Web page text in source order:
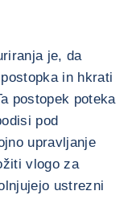
je, da
in hkrati
postopek poteka
pod
upravljanje
vlogo za
ustrezni